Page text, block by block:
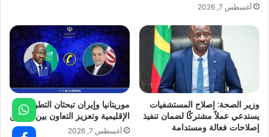
أغسطس 7, 2026
وزير الصحة: إصلاح المستشفيات
يستدعي عملاً مشتركًا لضمان تنفيذ
إصلاحات فعالة ومستدامة
موريتانيا وإيران تبحثان التطورات
الإقليمية وتعزيز التعاون بين البلدين
أغسطس 7, 2026